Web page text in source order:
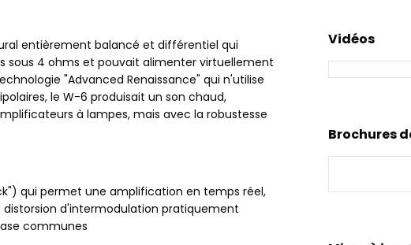
entièrement balancé et différentiel qui
sous 4 ohms et pouvait alimenter virtuellement
"Advanced Renaissance" qui n'utilise
le W-6 produisait un son chaud,
à lampes, mais avec la robustesse
qui permet une amplification en temps réel,
d'intermodulation pratiquement
communes
Vidéos
Brochures